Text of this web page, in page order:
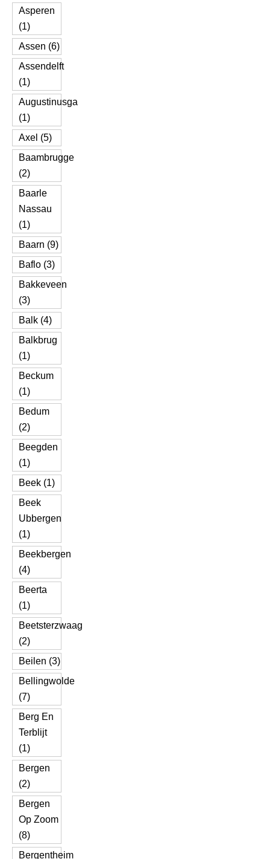
Asperen
(1)
Assen (6)
Assendelft
(1)
Augustinusga
(1)
Axel (5)
Baambrugge
(2)
Baarle
Nassau
(1)
Baarn (9)
Baflo (3)
Bakkeveen
(3)
Balk (4)
Balkbrug
(1)
Beckum
(1)
Bedum
(2)
Beegden
(1)
Beek (1)
Beek
Ubbergen
(1)
Beekbergen
(4)
Beerta
(1)
Beetsterzwaag
(2)
Beilen (3)
Bellingwolde
(7)
Berg En
Terblijt
(1)
Bergen
(2)
Bergen
Op Zoom
(8)
Bergentheim